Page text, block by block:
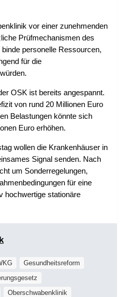
vor einer zunehmenden
Prüfmechanismen des
personelle Ressourcen,
für die
OSK ist bereits angespannt.
von rund 20 Millionen Euro
Belastungen könnte sich
Euro erhöhen.
wollen die Krankenhäuser in
Signal senden. Nach
um Sonderregelungen,
für eine
hochwertige stationäre
Gesundheitsreform
Oberschwabenklinik